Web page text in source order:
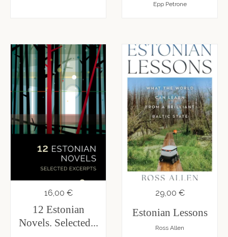
Epp Petrone
16,00 €
12 Estonian
Novels. Selected...
29,00 €
Estonian Lessons
Ross Allen